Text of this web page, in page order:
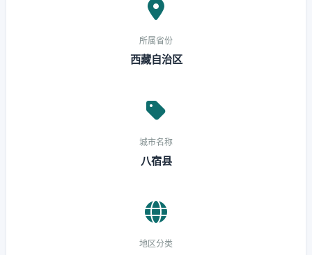
所属省份
西藏自治区
城市名称
八宿县
地区分类